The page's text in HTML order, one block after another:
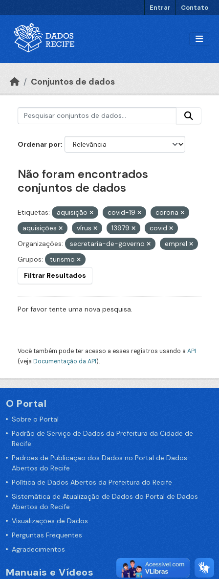
Entrar Contato
Conjuntos de dados
Ordenar por
Não foram encontrados
conjuntos de dados
Etiquetas: aquisição covid-19
corona
aquisições
vírus 13979
covid
Organizações:
secretaria-de-governo
emprel
Grupos:
turismo
Filtrar Resultados
Por favor tente uma nova pesquisa.
Você também pode ter acesso a esses registros usando a API
(veja Documentação da API).
O Portal
Sobre o Portal
Padrão de Serviço de Dados da Prefeitura da Cidade de
Recife
Padrões de Publicação dos Dados no Portal de Dados
Abertos do Recife
Política de Dados Abertos da Prefeitura do Recife
Sistemática de Atualização de Dados do Portal de Dados
Abertos do Recife
Visualizações de Dados
Perguntas Frequentes
Agradecimentos
Manuais e Vídeos